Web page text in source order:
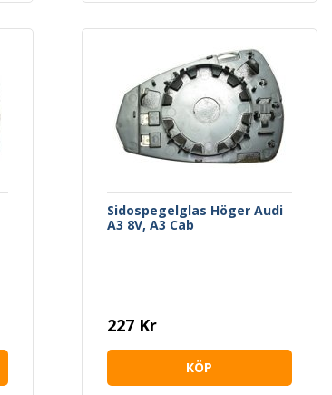
Sidospegelglas Höger Audi
A3 8V, A3 Cab
227 Kr
KÖP